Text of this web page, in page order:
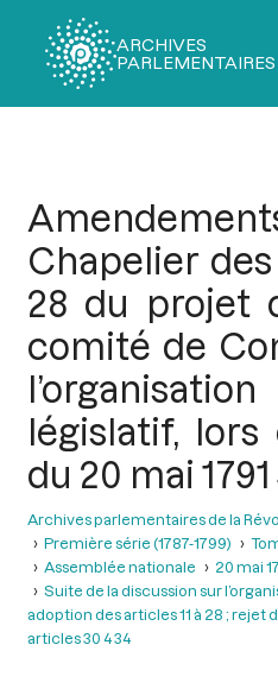
ARCHIVES
PARLEMENTAIRES
Chapelier
28 du projet
comité de
législatif, lors
du 20 mai 1791
Archives parlementaires de la
Première série (1787-1799)
Assemblée nationale
20 mai
Suite de la discussion sur
adoption des articles 11 à 28 ;
articles 30 4 34